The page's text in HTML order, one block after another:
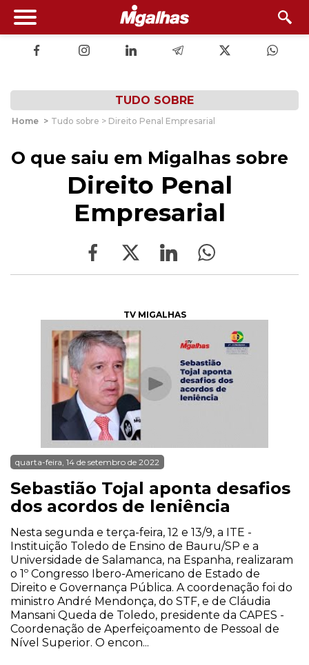
TUDO SOBRE
Home > Tudo sobre > Direito Penal Empresarial
O que saiu em Migalhas sobre
Direito Penal
Empresarial
TV MIGALHAS
quarta-feira, 14 de setembro de 2022
Sebastião Tojal aponta desafios
dos acordos de leniência
Nesta segunda e terça-feira, 12 e 13/9, a ITE -
Instituição Toledo de Ensino de Bauru/SP e a
Universidade de Salamanca, na Espanha, realizaram
o 1º Congresso Ibero-Americano de Estado de
Direito e Governança Pública. A coordenação foi do
ministro André Mendonça, do STF, e de Cláudia
Mansani Queda de Toledo, presidente da CAPES -
Coordenação de Aperfeiçoamento de Pessoal de
Nível Superior. O encon...